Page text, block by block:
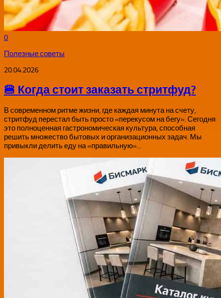
0
Полезные советы
20.04.2026
🍔 Когда стоит заказать стритфуд?
В современном ритме жизни, где каждая минута на счету,
стритфуд перестал быть просто «перекусом на бегу». Сегодня
это полноценная гастрономическая культура, способная
решить множество бытовых и организационных задач. Мы
привыкли делить еду на «правильную»...